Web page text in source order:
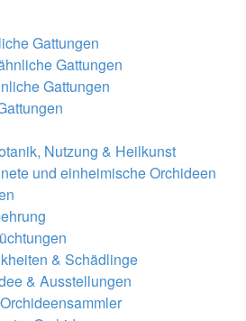
Gattungen
Gattungen
Gattungen
Nutzung & Heilkunst
und einheimische Orchideen
& Schädlinge
& Ausstellungen